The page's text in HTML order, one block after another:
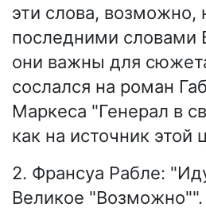
эти слова, возможно,
последними словами
они важны для
сослался на роман
Маркеса "Генерал в
как на источник этой
2. Франсуа Рабле:
Великое "Возможно"".